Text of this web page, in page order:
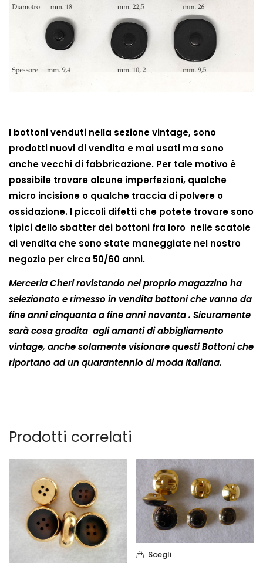
I bottoni venduti nella sezione vintage, sono
prodotti nuovi di vendita e mai usati ma sono
anche vecchi di fabbricazione. Per tale motivo è
possibile trovare alcune imperfezioni, qualche
micro incisione o qualche traccia di polvere o
ossidazione. I piccoli difetti che potete trovare sono
tipici dello sbatter dei bottoni fra loro nelle scatole
di vendita che sono state maneggiate nel nostro
negozio per circa 50/60 anni.
Merceria Cheri rovistando nel proprio magazzino ha
selezionato e rimesso in vendita bottoni che vanno da
fine anni cinquanta a fine anni novanta . Sicuramente
sarà cosa gradita agli amanti di abbigliamento
vintage, anche solamente visionare questi Bottoni che
riportano ad un quarantennio di moda Italiana.
Prodotti correlati
Scegli